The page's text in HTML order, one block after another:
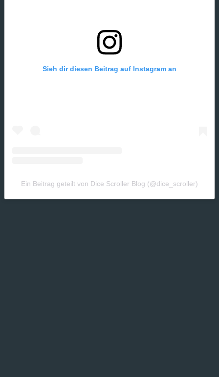
Sieh dir diesen Beitrag auf Instagram an
Ein Beitrag geteilt von Dice Scroller Blog (@dice_scroller)